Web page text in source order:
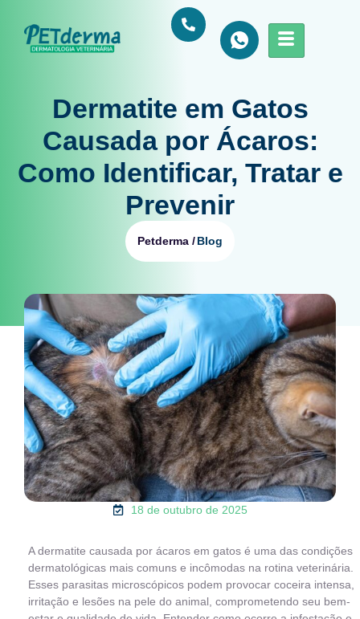
Dermatite em Gatos
Causada por Ácaros:
Como Identificar, Tratar e
Prevenir
Petderma /Blog
18 de outubro de 2025
A dermatite causada por ácaros em gatos é uma das condições
dermatológicas mais comuns e incômodas na rotina veterinária.
Esses parasitas microscópicos podem provocar coceira intensa,
irritação e lesões na pele do animal, comprometendo seu bem-